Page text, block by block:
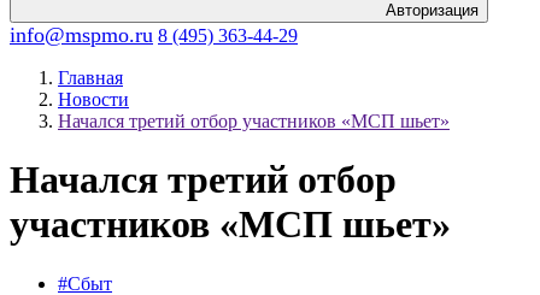
Авторизация
info@mspmo.ru 8 (495) 363-44-29
Главная
Новости
Начался третий отбор участников «МСП шьет»
Начался третий отбор
участников «МСП шьет»
#Сбыт